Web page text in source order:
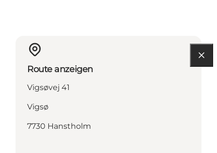
Route anzeigen
Vigsøvej 41
Vigsø
7730 Hanstholm